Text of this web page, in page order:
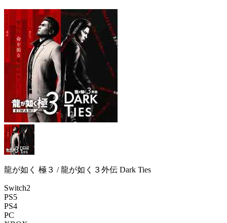
龍が如く 極３ / 龍が如く３外伝 Dark Ties
Switch2
PS5
PS4
PC